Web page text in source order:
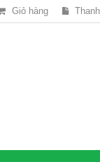
Giỏ hàng